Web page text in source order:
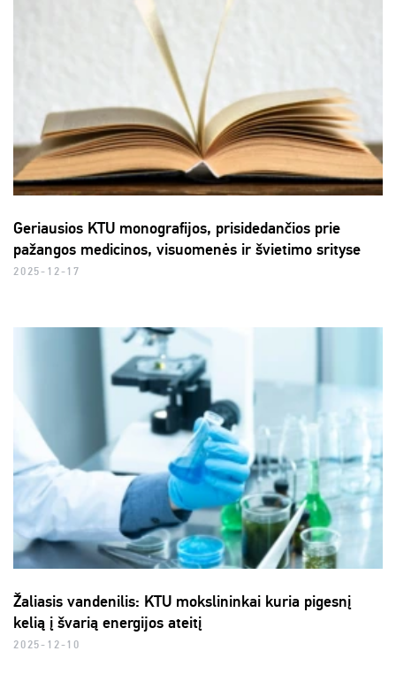
Geriausios KTU monografijos, prisidedančios prie
pažangos medicinos, visuomenės ir švietimo srityse
2025-12-17
Žaliasis vandenilis: KTU mokslininkai kuria pigesnį
kelią į švarią energijos ateitį
2025-12-10